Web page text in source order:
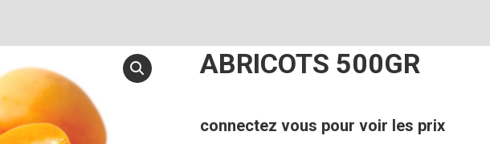
ABRICOTS 500GR
connectez vous pour voir les prix